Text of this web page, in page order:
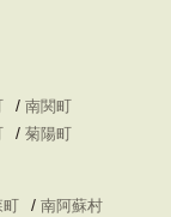
/ 南関町
/ 菊陽町
町 / 南阿蘇村